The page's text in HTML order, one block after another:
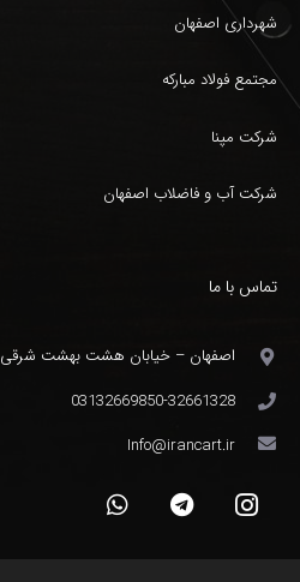
شهرداری اصفهان
مجتمع فولاد مبارکه
شرکت مپنا
شرکت آب و فاضلاب اصفهان
تماس با ما
اصفهان – خیابان هشت بهشت شرقی
03132669850-32661328
Info@irancart.ir